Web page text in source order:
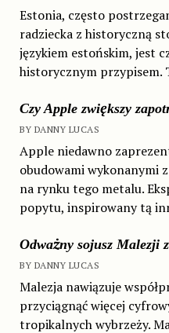
Estonia, często
radziecka z historyczną
językiem estońskim, jest
historycznym przypisem.
Czy Apple zwiększy
BY DANNY LUCAS
Apple niedawno
obudowami wykonanymi
na rynku tego metalu.
popytu, inspirowany tą
Odważny sojusz Malezji
BY DANNY LUCAS
Malezja nawiązuje
przyciągnąć więcej
tropikalnych wybrzeży.